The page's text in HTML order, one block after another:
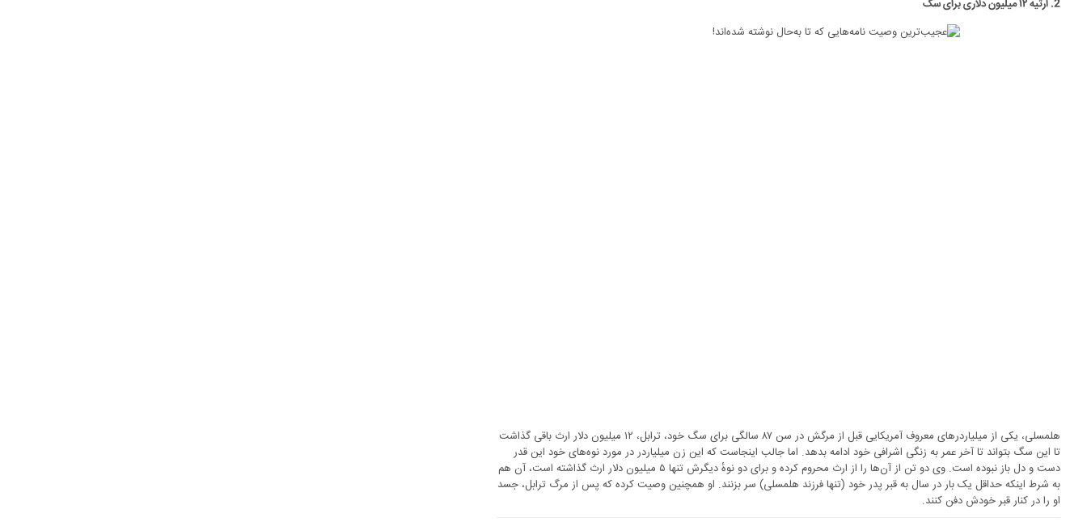
2. ارثیه ۱۲ میلیون دلاری برای سگ
هلمسلی، یکی از میلیاردر‌های معروف آمریکایی قبل از مرگش در سن ۸۷ سالگی برای سگ خود، ترابل، ۱۲ میلیون دلار ارث باقی گذاشت
تا این سگ بتواند تا آخر عمر به زنگی اشرافی خود ادامه بدهد. اما جالب اینجاست که این زن میلیاردر در مورد نوه‌های خود این قدر
دست و دل باز نبوده است. وی دو تن از آن‌ها را از ارث محروم کرده و برای دو نوهٔ دیگرش تنها ۵ میلیون دلار ارث گذاشته است، آن هم
به شرط اینکه حداقل یک بار در سال به قبر پدر خود (تنها فرزند هلمسلی) سر بزنند. او همچنین وصیت کرده که پس از مرگ ترابل، جسد
او را در کنار قبر خودش دفن کنند.